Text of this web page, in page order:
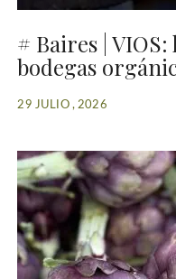
# Baires |
bodegas
29 JULIO , 2026